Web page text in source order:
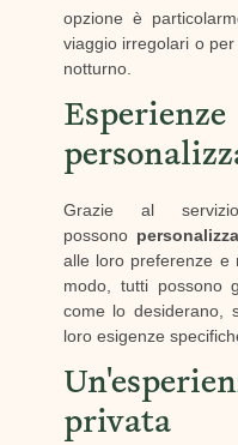
opzione è
viaggio irregolari o
notturno.
Grazie al
possono
alle loro preferenze e
modo, tutti possono
come lo desiderano,
loro esigenze
privata